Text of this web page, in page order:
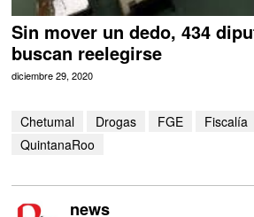
Sin mover un dedo, 434
buscan reelegirse
diciembre 29, 2020
Chetumal Drogas FGE Fiscalía
QuintanaRoo
news